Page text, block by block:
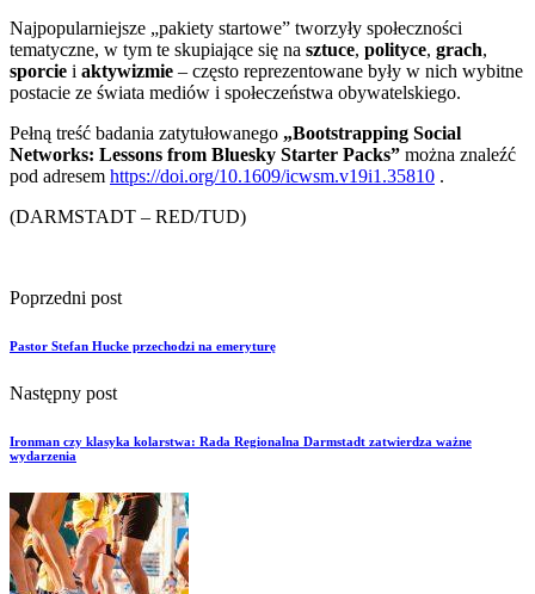
Najpopularniejsze „pakiety startowe” tworzyły społeczności
tematyczne, w tym te skupiające się na sztuce, polityce, grach,
sporcie i aktywizmie – często reprezentowane były w nich wybitne
postacie ze świata mediów i społeczeństwa obywatelskiego.
Pełną treść badania zatytułowanego „Bootstrapping Social
Networks: Lessons from Bluesky Starter Packs” można znaleźć
pod adresem https://doi.org/10.1609/icwsm.v19i1.35810 .
(DARMSTADT – RED/TUD)
Poprzedni post
Pastor Stefan Hucke przechodzi na emeryturę
Następny post
Ironman czy klasyka kolarstwa: Rada Regionalna Darmstadt zatwierdza ważne
wydarzenia